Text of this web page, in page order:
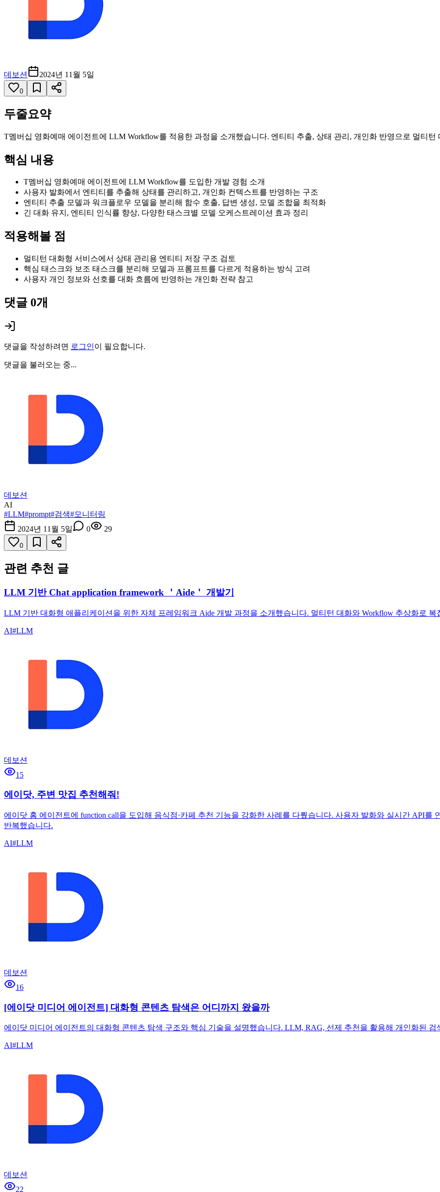
데보션 2024년 11월 5일
0
두줄요약
T멤버십 영화예매 에이전트에 LLM Workflow를 적용한 과정을 소개했습니다. 엔티티 추출, 상태 관리, 개인화 반영으로 멀티턴
핵심 내용
T멤버십 영화예매 에이전트에 LLM Workflow를 도입한 개발 경험 소개
사용자 발화에서 엔티티를 추출해 상태를 관리하고, 개인화 컨텍스트를 반영하는 구조
엔티티 추출 모델과 워크플로우 모델을 분리해 함수 호출, 답변 생성, 모델 조합을 최적화
긴 대화 유지, 엔티티 인식률 향상, 다양한 태스크별 모델 오케스트레이션 효과 정리
적용해볼 점
멀티턴 대화형 서비스에서 상태 관리용 엔티티 저장 구조 검토
핵심 태스크와 보조 태스크를 분리해 모델과 프롬프트를 다르게 적용하는 방식 고려
사용자 개인 정보와 선호를 대화 흐름에 반영하는 개인화 전략 참고
댓글 0개
댓글을 작성하려면 로그인이 필요합니다.
댓글을 불러오는 중...
데보션
AI
#LLM#prompt#검색#모니터링
2024년 11월 5일
0 29
0
관련 추천 글
LLM 기반 Chat application framework ＇Aide＇ 개발기
LLM 기반 대화형 애플리케이션을 위한 자체 프레임워크 Aide 개발 과정을 소개했습니다. 멀티턴 대화와 Workflow 추상화로
AI#LLM
데보션
15
에이닷, 주변 맛집 추천해줘!
에이닷 홈 에이전트에 function call을 도입해 음식점·카페 추천 기능을 강화한 사례를 다뤘습니다. 사용자 발화와 실시간 API를
반복했습니다.
AI#LLM
데보션
16
[에이닷 미디어 에이전트] 대화형 콘텐츠 탐색은 어디까지 왔을까
에이닷 미디어 에이전트의 대화형 콘텐츠 탐색 구조와 핵심 기술을 설명했습니다. LLM, RAG, 선제 추천을 활용해 개인화된 검
AI#LLM
데보션
22